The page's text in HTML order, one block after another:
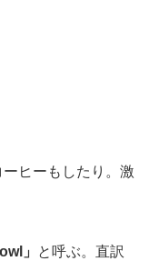
ーヒーもしたり。激
」
と呼ぶ。直訳